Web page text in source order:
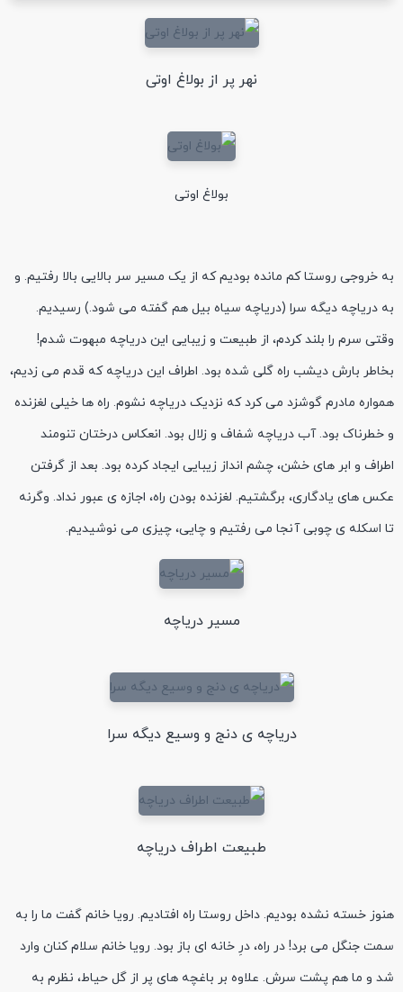
نهر پر از بولاغ اوتی
بولاغ اوتی
به خروجی روستا کم مانده بودیم که از یک مسیر سر بالایی بالا رفتیم. و
به دریاچه دیگه سرا (دریاچه سیاه بیل هم گفته می شود.) رسیدیم.
وقتی سرم را بلند کردم، از طبیعت و زیبایی این دریاچه مبهوت شدم!
بخاطر بارش دیشب راه گلی شده بود. اطراف این دریاچه که قدم می زدیم،
همواره مادرم گوشزد می کرد که نزدیک دریاچه نشوم. راه ها خیلی لغزنده
و خطرناک بود. آب دریاچه شفاف و زلال بود. انعکاس درختان تنومند
اطراف و ابر های خشن، چشم انداز زیبایی ایجاد کرده بود. بعد از گرفتن
عکس های یادگاری، برگشتیم. لغزنده بودن راه، اجازه ی عبور نداد. وگرنه
تا اسکله ی چوبی آنجا می رفتیم و چایی، چیزی می نوشیدیم.
مسیر دریاچه
دریاچه ی دنج و وسیع دیگه سرا
طبیعت اطراف دریاچه
هنوز خسته نشده بودیم. داخل روستا راه افتادیم. رویا خانم گفت ما را به
سمت جنگل می برد! در راه، درِ خانه ای باز بود. رویا خانم سلام کنان وارد
شد و ما هم پشت سرش. علاوه بر باغچه های پر از گل حیاط، نظرم به